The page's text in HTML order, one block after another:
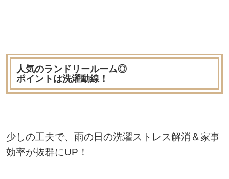
人気のランドリールーム◎
ポイントは洗濯動線！
少しの工夫で、雨の日の洗濯ストレス解消＆家事
効率が抜群にUP！